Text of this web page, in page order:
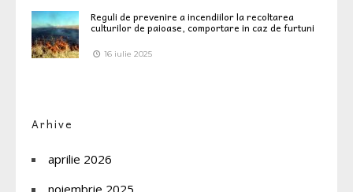
Reguli de prevenire a incendiilor la recoltarea
culturilor de paioase, comportare in caz de furtuni
16 iulie 2025
Arhive
aprilie 2026
noiembrie 2025